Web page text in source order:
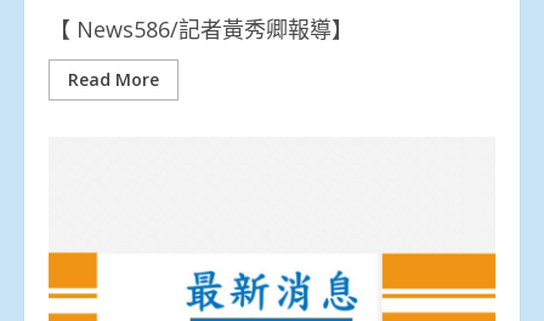
【 News586/記者黃秀卿報導】
Read More